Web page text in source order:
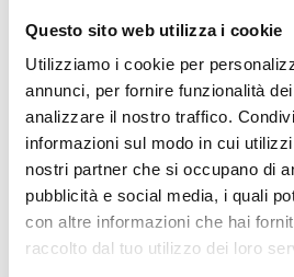
Questo sito web utilizza i cookie
Utilizziamo i cookie per
annunci, per fornire funzionalità
analizzare il nostro traffico.
informazioni sul modo in cui
nostri partner che si occupano di
pubblicità e social media, i quali
con altre informazioni che hai
raccolto dal tuo utilizzo dei loro
difficoltà: i compagni ridono di me,
Quando mangio a scuola mi sento
l’ora di attività fisica non riesco a
bene come i miei compagni. Sono
mi demoralizza e mi fa sentire
l’autostima peggiora e io tendo
in me stesso. La voglia di andare
meno e le paranoie sempre di più.